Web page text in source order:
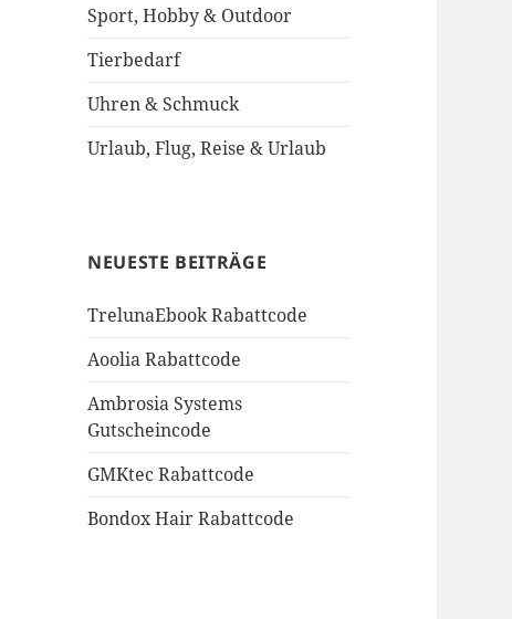
Sport, Hobby & Outdoor
Tierbedarf
Uhren & Schmuck
Urlaub, Flug, Reise & Urlaub
NEUESTE BEITRÄGE
TrelunaEbook Rabattcode
Aoolia Rabattcode
Ambrosia Systems
Gutscheincode
GMKtec Rabattcode
Bondox Hair Rabattcode